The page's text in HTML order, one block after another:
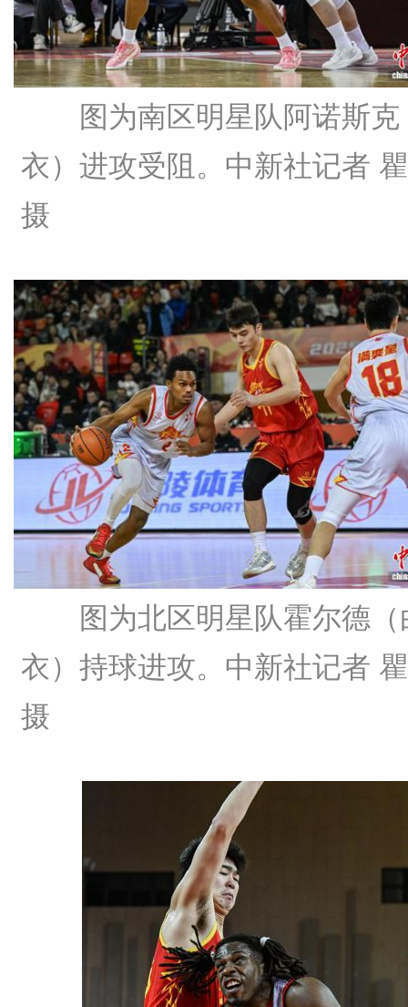
图为南区明星队阿诺斯克
衣）进攻受阻。中新社记者
摄
图为北区明星队霍尔德（
衣）持球进攻。中新社记者
摄